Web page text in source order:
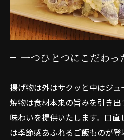
一つひとつにこだわ
揚げ物は外はサクッと中はジュ
焼物は食材本来の旨みを引き
味わいを提供いたします。口
は季節感あふれるご飯ものが